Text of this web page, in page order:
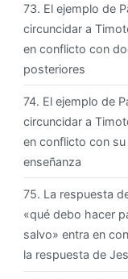
73. El ejemplo de
circuncidar a
en conflicto con
posteriores
74. El ejemplo de
circuncidar a
en conflicto con
enseñanza
75. La respuesta
«qué debo hacer
salvo» entra en
la respuesta de